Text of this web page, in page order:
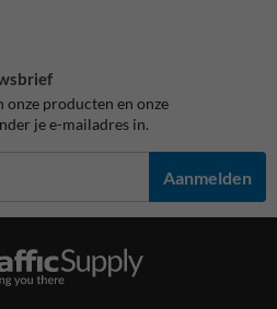
producten en onze
je e-mailadres in.
Aanmelden